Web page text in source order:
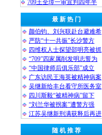
709王全璋一审宣判四年半
最 新 热 门
颜伯钧、刘兴联赴台避难希
严防“十一共振”长沙警方
四维权人士探望邵明亮被抓
“709”四家属削发明志誓为
“中国律师后俱乐部”成立
广东访民王海英被精神病案
吴继新给丰台看守所医务室
四川斯毅“被精神病”留下
“刘兰华被拐案”遭警方强
江苏吴继新刑满获释后再进
随 机 推 荐